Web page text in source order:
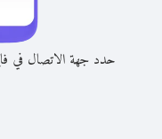
حدد جهة الاتصال في